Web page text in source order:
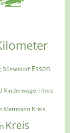
Düsseldorf Essen
Kinderwagen Kreis
Mettmann Kreis
Kreis